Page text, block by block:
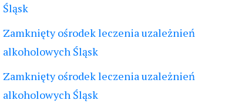
Śląsk
Zamknięty ośrodek leczenia uzależnień
alkoholowych Śląsk
Zamknięty ośrodek leczenia uzależnień
alkoholowych Śląsk